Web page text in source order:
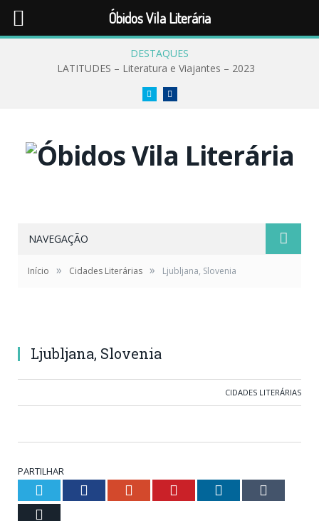
DESTAQUES
LATITUDES – Literatura e Viajantes – 2023
Twitter
NAVEGAÇÃO
Início » Cidades Literárias » Ljubljana, Slovenia
Ljubljana, Slovenia
CIDADES LITERÁRIAS
PARTILHAR
Twitter Facebook Google+ Pinterest LinkedIn
Óbidos Vila Literária